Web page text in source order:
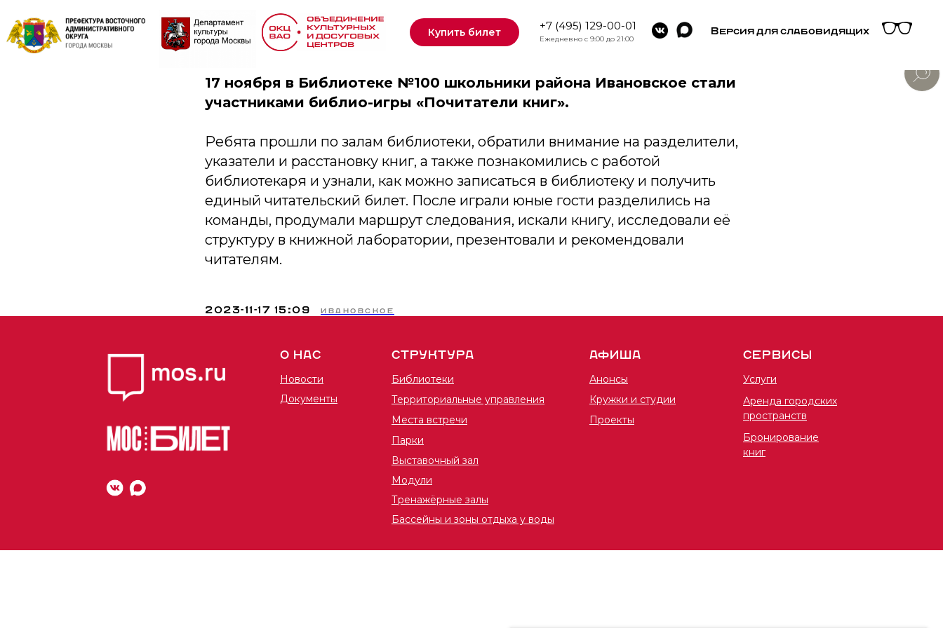
Версия для слабовидящих
Купить билет +7 (495) 129-00-01
Ежедневно с 9:00 до 21:00
Почитатели книг
17 ноября в Библиотеке №100 школьники района Ивановское стали
участниками библио-игры «Почитатели книг».
Ребята прошли по залам библиотеки, обратили внимание на разделители,
указатели и расстановку книг, а также познакомились с работой
библиотекаря и узнали, как можно записаться в библиотеку и получить
единый читательский билет. После играли юные гости разделились на
команды, продумали маршрут следования, искали книгу, исследовали её
структуру в книжной лаборатории, презентовали и рекомендовали
читателям.
2023-11-17 15:09 ИВАНОВСКОЕ
О НАС
Новости
Документы
АФИША
Анонсы
Кружки и студии
Проекты
СТРУКТУРА
Библиотеки
Территориальные управления
Места встречи
Парки
Выставочный зал
Модули
Тренажёрные залы
Бассейны и зоны отдыха у воды
СЕРВИСЫ
Услуги
Аренда городских
пространств
Бронирование
книг